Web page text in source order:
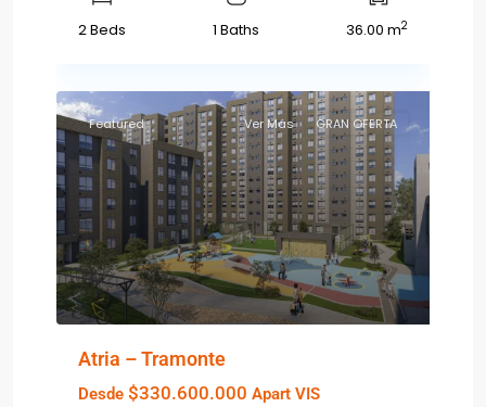
2 Beds 1 Baths 36.00 m2
Featured Ver Más GRAN OFERTA
Atria – Tramonte
Desde $330.600.000 Apart VIS